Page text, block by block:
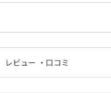
レビュー ・口コミ